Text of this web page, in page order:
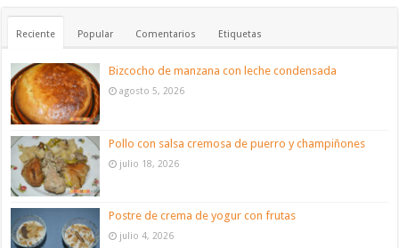
Reciente Popular Comentarios Etiquetas
Bizcocho de manzana con leche condensada
agosto 5, 2026
Pollo con salsa cremosa de puerro y champiñones
julio 18, 2026
Postre de crema de yogur con frutas
julio 4, 2026